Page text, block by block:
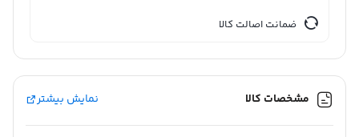
ضمانت اصالت کالا
مشخصات کالا نمایش بیشتر